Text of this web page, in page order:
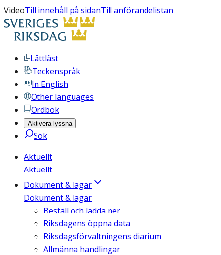
VideoTill innehåll på sidanTill anförandelistan
Lättläst
Teckenspråk
In English
Other languages
Ordbok
Aktivera lyssna
Sök
Aktuellt
Aktuellt
Dokument & lagar
Dokument & lagar
Beställ och ladda ner
Riksdagens öppna data
Riksdagsförvaltningens diarium
Allmänna handlingar